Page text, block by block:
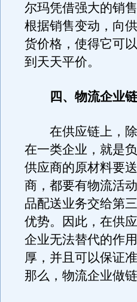
尔玛凭借强大的销
根据销售变动，向
货价格，使得它可
到天天平价。
四、物流企业链
在供应链上，除
在一类企业，就是
供应商的原材料要
商，都要有物流活
品配送业务交给第
优势。因此，在供
企业无法替代的作
厚，并且可以保证
那么，物流企业做